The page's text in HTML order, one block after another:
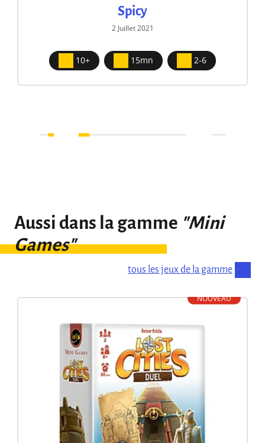
Spicy
2 Juillet 2021
10+ 15mn 2-6
Aussi dans la gamme "Mini
Games"
tous les jeux de la gamme
NOUVEAU